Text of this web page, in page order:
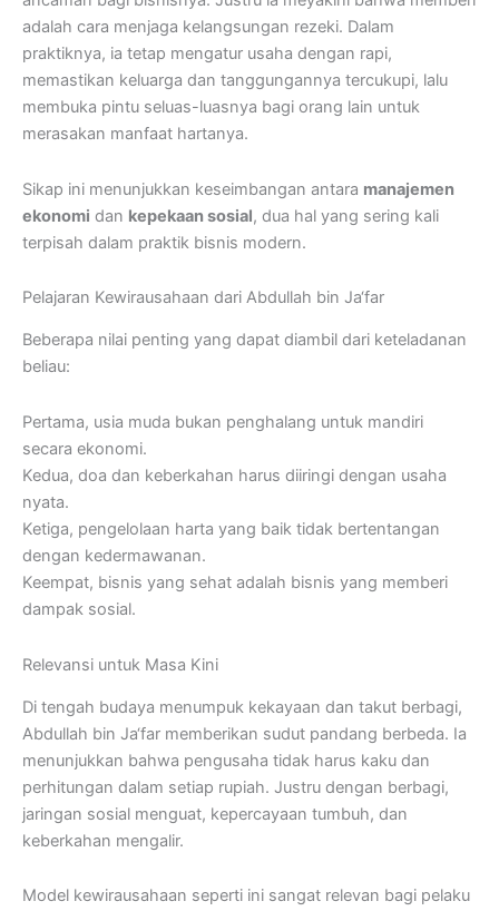
adalah cara menjaga kelangsungan rezeki. Dalam
praktiknya, ia tetap mengatur usaha dengan rapi,
memastikan keluarga dan tanggungannya tercukupi, lalu
membuka pintu seluas-luasnya bagi orang lain untuk
merasakan manfaat hartanya.
Sikap ini menunjukkan keseimbangan antara manajemen
ekonomi dan kepekaan sosial, dua hal yang sering kali
terpisah dalam praktik bisnis modern.
Pelajaran Kewirausahaan dari Abdullah bin Ja‘far
Beberapa nilai penting yang dapat diambil dari keteladanan
beliau:
Pertama, usia muda bukan penghalang untuk mandiri
secara ekonomi.
Kedua, doa dan keberkahan harus diiringi dengan usaha
nyata.
Ketiga, pengelolaan harta yang baik tidak bertentangan
dengan kedermawanan.
Keempat, bisnis yang sehat adalah bisnis yang memberi
dampak sosial.
Relevansi untuk Masa Kini
Di tengah budaya menumpuk kekayaan dan takut berbagi,
Abdullah bin Ja‘far memberikan sudut pandang berbeda. Ia
menunjukkan bahwa pengusaha tidak harus kaku dan
perhitungan dalam setiap rupiah. Justru dengan berbagi,
jaringan sosial menguat, kepercayaan tumbuh, dan
keberkahan mengalir.
Model kewirausahaan seperti ini sangat relevan bagi pelaku